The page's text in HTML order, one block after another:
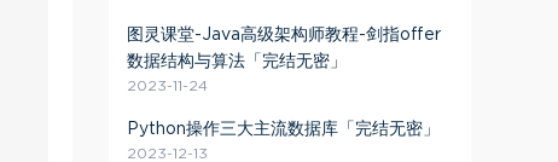
图灵课堂-Java高级架构师教程-剑指offer
数据结构与算法「完结无密」
2023-11-24
Python操作三大主流数据库「完结无密」
2023-12-13